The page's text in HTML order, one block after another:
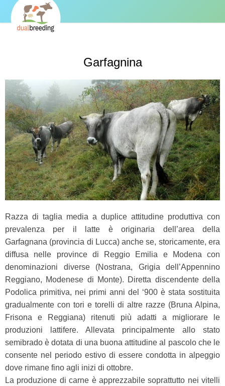
Garfagnina
Razza di taglia media a duplice attitudine produttiva con
prevalenza per il latte è originaria dell’area della
Garfagnana (provincia di Lucca) anche se, storicamente, era
diffusa nelle province di Reggio Emilia e Modena con
denominazioni diverse (Nostrana, Grigia dell’Appennino
Reggiano, Modenese di Monte). Diretta discendente della
Podolica primitiva, nei primi anni del ‘900 è stata sostituita
gradualmente con tori e torelli di altre razze (Bruna Alpina,
Frisona e Reggiana) ritenuti più adatti a migliorare le
produzioni lattifere. Allevata principalmente allo stato
semibrado è dotata di una buona attitudine al pascolo che le
consente nel periodo estivo di essere condotta in alpeggio
dove rimane fino agli inizi di ottobre.
La produzione di carne è apprezzabile soprattutto nei vitelli